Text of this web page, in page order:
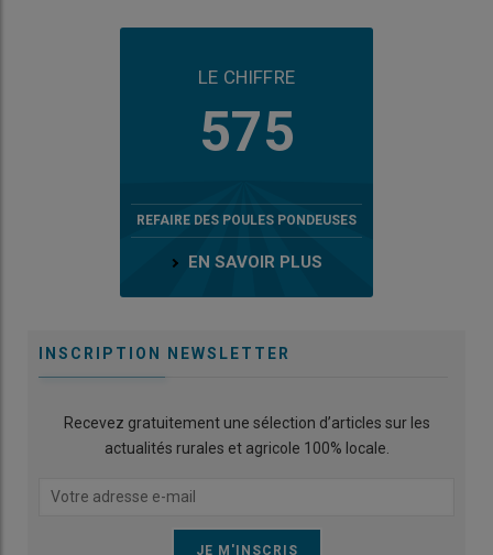
LE CHIFFRE
575
REFAIRE DES POULES PONDEUSES
EN SAVOIR PLUS
INSCRIPTION NEWSLETTER
Recevez gratuitement une sélection d’articles sur les
actualités rurales et agricole 100% locale.